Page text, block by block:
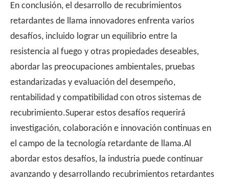
En conclusión, el desarrollo de recubrimientos
retardantes de llama innovadores enfrenta varios
desafíos, incluido lograr un equilibrio entre la
resistencia al fuego y otras propiedades deseables,
abordar las preocupaciones ambientales, pruebas
estandarizadas y evaluación del desempeño,
rentabilidad y compatibilidad con otros sistemas de
recubrimiento.Superar estos desafíos requerirá
investigación, colaboración e innovación continuas en
el campo de la tecnología retardante de llama.Al
abordar estos desafíos, la industria puede continuar
avanzando y desarrollando recubrimientos retardantes